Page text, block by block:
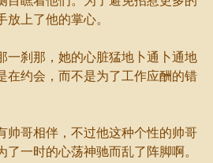
放上了他的掌心。
刹那，她的心脏猛地卜通卜通地
在约会，而不是为了工作应酬的错
哥相伴，不过他这种个性的帅哥
一时的心荡神驰而乱了阵脚啊。